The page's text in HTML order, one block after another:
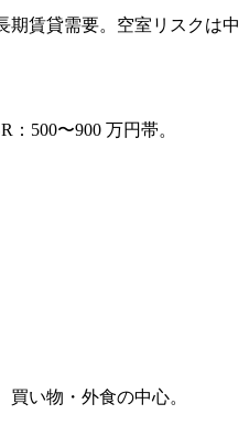
期賃貸需要。空室リスクは中
：500〜900 万円帯。
い物・外食の中心。